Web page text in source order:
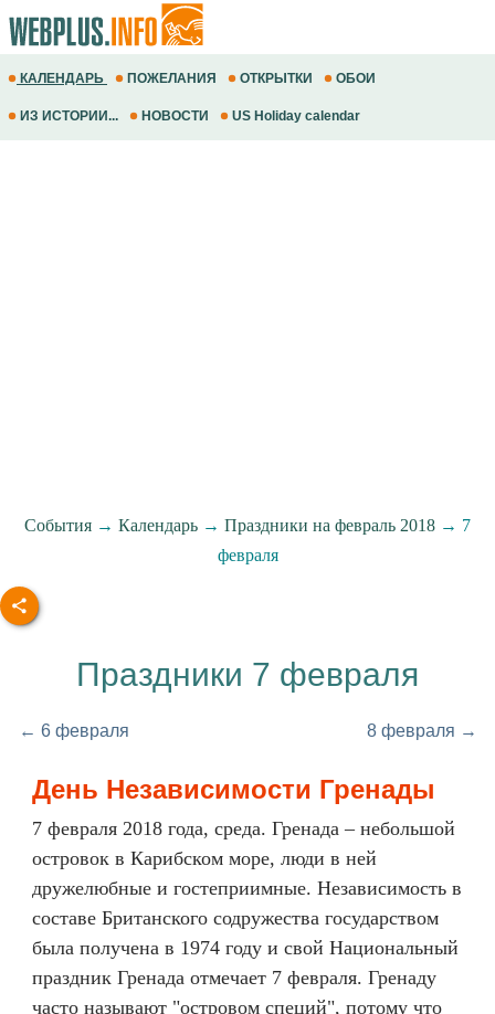
КАЛЕНДАРЬ ПОЖЕЛАНИЯ ОТКРЫТКИ ОБОИ
ИЗ ИСТОРИИ... НОВОСТИ US Holiday calendar
События → Календарь → Праздники на февраль 2018 → 7
февраля
Праздники 7 февраля
← 6 февраля 8 февраля →
День Независимости Гренады
7 февраля 2018 года, среда. Гренада – небольшой
островок в Карибском море, люди в ней
дружелюбные и гостеприимные. Независимость в
составе Британского содружества государством
была получена в 1974 году и свой Национальный
праздник Гренада отмечает 7 февраля. Гренаду
часто называют "островом специй", потому что